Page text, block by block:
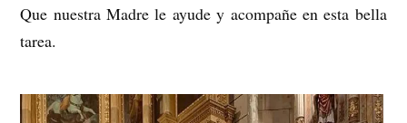
Que nuestra Madre le ayude y acompañe en esta bella
tarea.